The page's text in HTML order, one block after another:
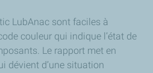
LubAnac sont faciles à
couleur qui indique l’état de
Le rapport met en
dévient d’une situation